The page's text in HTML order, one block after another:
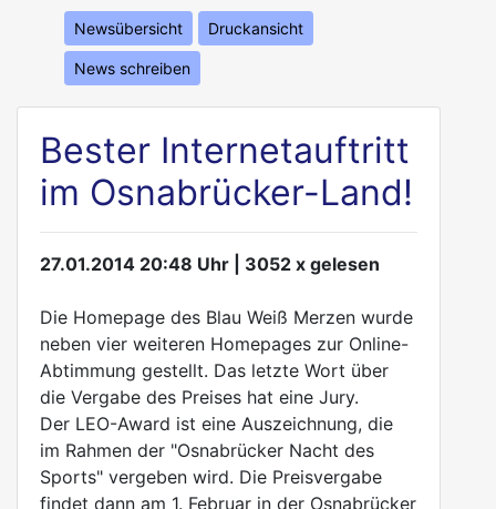
Newsübersicht Druckansicht
News schreiben
Bester Internetauftritt
im Osnabrücker-Land!
27.01.2014 20:48 Uhr | 3052 x gelesen
Die Homepage des Blau Weiß Merzen wurde
neben vier weiteren Homepages zur Online-
Abtimmung gestellt. Das letzte Wort über
die Vergabe des Preises hat eine Jury.
Der LEO-Award ist eine Auszeichnung, die
im Rahmen der "Osnabrücker Nacht des
Sports" vergeben wird. Die Preisvergabe
findet dann am 1. Februar in der Osnabrücker